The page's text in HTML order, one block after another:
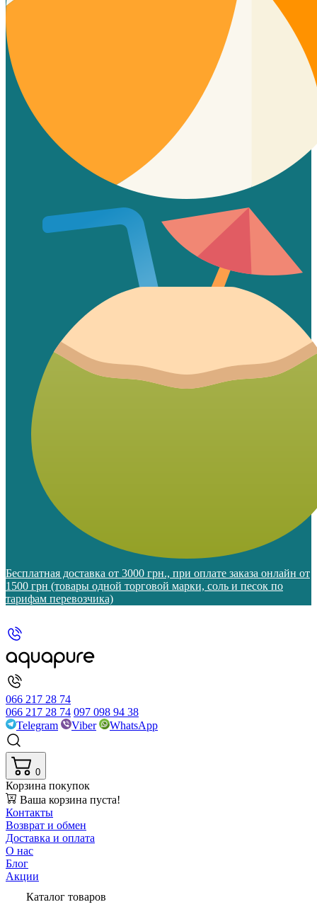
Бесплатная доставка от 3000 грн., при оплате заказа онлайн от
1500 грн (товары одной торговой марки, соль и песок по
тарифам перевозчика)
066 217 28 74
066 217 28 74 097 098 94 38
Telegram
Viber WhatsApp
0
Корзина покупок
Ваша корзина пуста!
Контакты
Возврат и обмен
Доставка и оплата
О нас
Блог
Акции
Каталог товаров